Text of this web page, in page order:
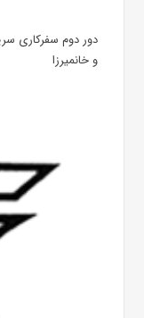
دور دوم سفرکاری
و خانمیرزا